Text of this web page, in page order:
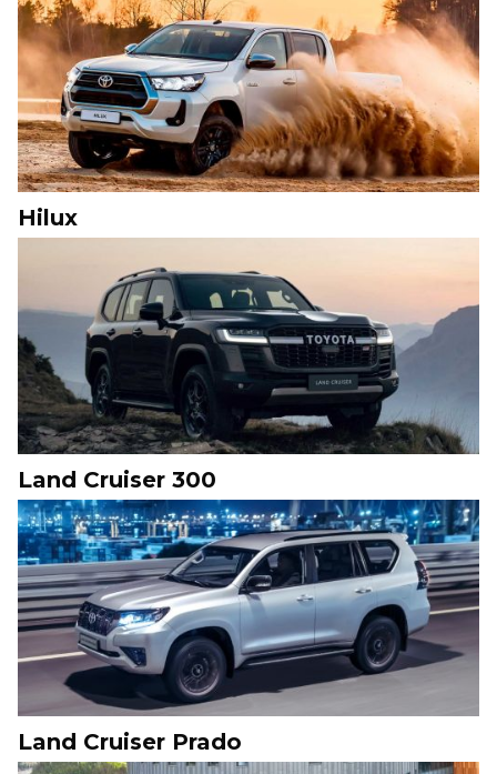
Hilux
Land Cruiser 300
Land Cruiser Prado